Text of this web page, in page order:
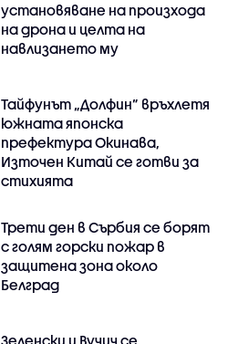
установяване на произхода
на дрона и целта на
навлизането му
Тайфунът „Долфин” връхлетя
южната японска
префектура Окинава,
Източен Китай се готви за
стихията
Трети ден в Сърбия се борят
с голям горски пожар в
защитена зона около
Белград
Зеленски и Вучич се